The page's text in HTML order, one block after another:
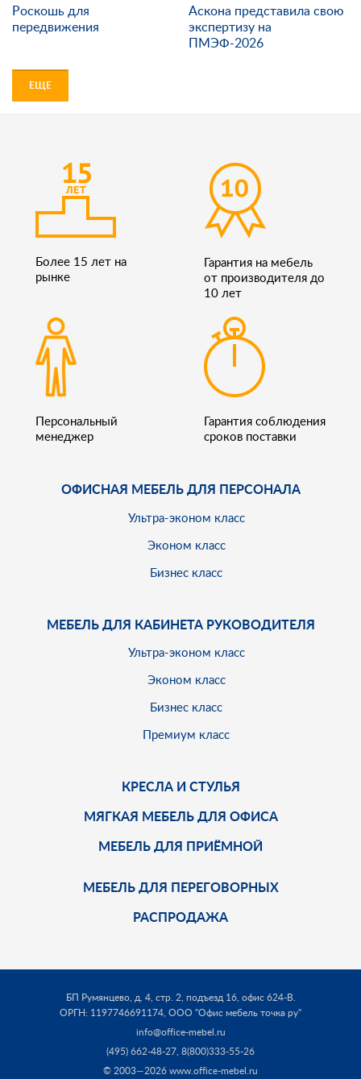
Роскошь для
передвижения
Аскона представила свою
экспертизу на
ПМЭФ-2026
ЕЩЕ
Более 15 лет на
рынке
Гарантия на мебель
от производителя до
10 лет
Персональный
менеджер
Гарантия соблюдения
сроков поставки
ОФИСНАЯ МЕБЕЛЬ ДЛЯ ПЕРСОНАЛА
Ультра-эконом класс
Эконом класс
Бизнес класс
МЕБЕЛЬ ДЛЯ КАБИНЕТА РУКОВОДИТЕЛЯ
Ультра-эконом класс
Эконом класс
Бизнес класс
Премиум класс
КРЕСЛА И СТУЛЬЯ
МЯГКАЯ МЕБЕЛЬ ДЛЯ ОФИСА
МЕБЕЛЬ ДЛЯ ПРИЁМНОЙ
МЕБЕЛЬ ДЛЯ ПЕРЕГОВОРНЫХ
РАСПРОДАЖА
БП Румянцево, д. 4, стр. 2, подъезд 16, офис 624-В.
ОРГН: 1197746691174, ООО "Офис мебель точка ру"
info@office-mebel.ru
(495) 662-48-27, 8(800)333-55-26
© 2003—2026 www.office-mebel.ru